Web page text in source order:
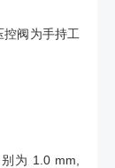
阀为手持工